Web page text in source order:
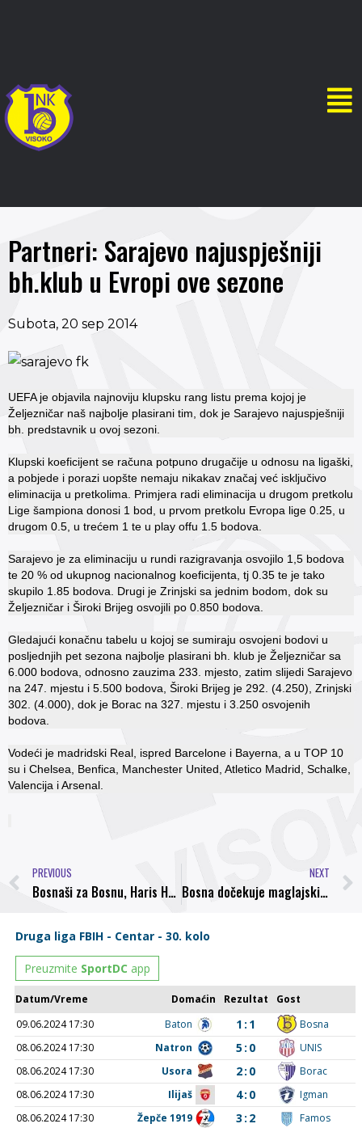
Partneri: Sarajevo najuspješniji
bh.klub u Evropi ove sezone
Subota, 20 sep 2014
UEFA je objavila najnoviju klupsku rang listu prema kojoj je
Željezničar naš najbolje plasirani tim, dok je Sarajevo najuspješniji
bh. predstavnik u ovoj sezoni.
Klupski koeficijent se računa potpuno drugačije u odnosu na ligaški,
a pobjede i porazi uopšte nemaju nikakav značaj već isključivo
eliminacija u pretkolima. Primjera radi eliminacija u drugom pretkolu
Lige šampiona donosi 1 bod, u prvom pretkolu Evropa lige 0.25, u
drugom 0.5, u trećem 1 te u play offu 1.5 bodova.
Sarajevo je za eliminaciju u rundi razigravanja osvojilo 1,5 bodova
te 20 % od ukupnog nacionalnog koeficijenta, tj 0.35 te je tako
skupilo 1.85 bodova. Drugi je Zrinjski sa jednim bodom, dok su
Željezničar i Široki Brijeg osvojili po 0.850 bodova.
Gledajući konačnu tabelu u kojoj se sumiraju osvojeni bodovi u
posljednjih pet sezona najbolje plasirani bh. klub je Željezničar sa
6.000 bodova, odnosno zauzima 233. mjesto, zatim slijedi Sarajevo
na 247. mjestu i 5.500 bodova, Široki Brijeg je 292. (4.250), Zrinjski
302. (4.000), dok je Borac na 327. mjestu i 3.250 osvojenih
bodova.
Vodeći je madridski Real, ispred Barcelone i Bayerna, a u TOP 10
su i Chelsea, Benfica, Manchester United, Atletico Madrid, Schalke,
Valencija i Arsenal.
PREVIOUS
Bosnaši za Bosnu, Haris Handžija još jednom pokazao da nije zaboravio svoj klub
NEXT
Bosna dočekuje maglajski Natron, pobjeda kao imperativ